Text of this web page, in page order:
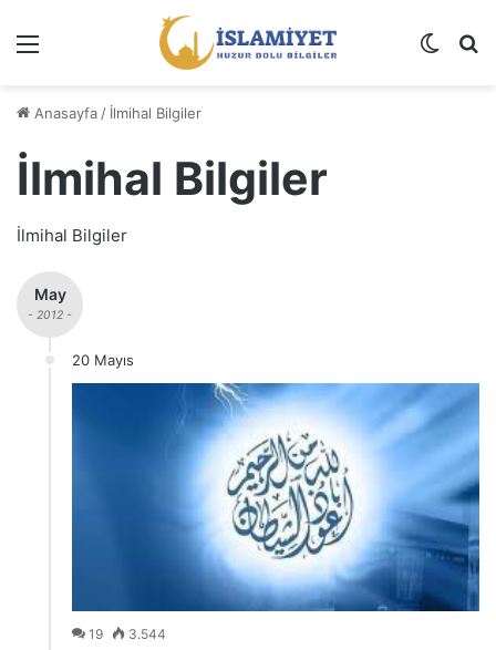
Dış
Anasayfa / İlmihal Bilgiler
İlmihal Bilgiler
İlmihal Bilgiler
May
- 2012 -
20 Mayıs
19 3.544